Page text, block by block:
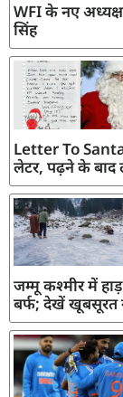
WFI के नए
सिंह
Letter To
लेटर, पढ़ने के बाद
जम्मू कश्मीर में
बर्फ; देखें खूबसूरत